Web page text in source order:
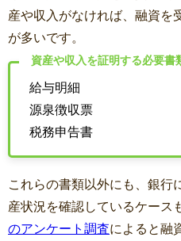
産や収入がなければ、融資を
が多いです。
資産や収入を証明する必要書
給与明細
源泉徴収票
税務申告書
これらの書類以外にも、銀行
産状況を確認しているケース
のアンケート調査によると融